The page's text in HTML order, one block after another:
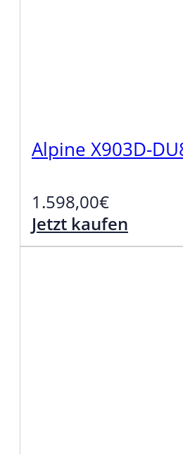
Alpine X903D-
1.598,00€
Jetzt kaufen